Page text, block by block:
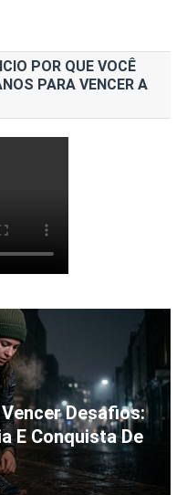
POR QUE VOCÊ
PARA VENCER A
Desafios:
E Conquista De